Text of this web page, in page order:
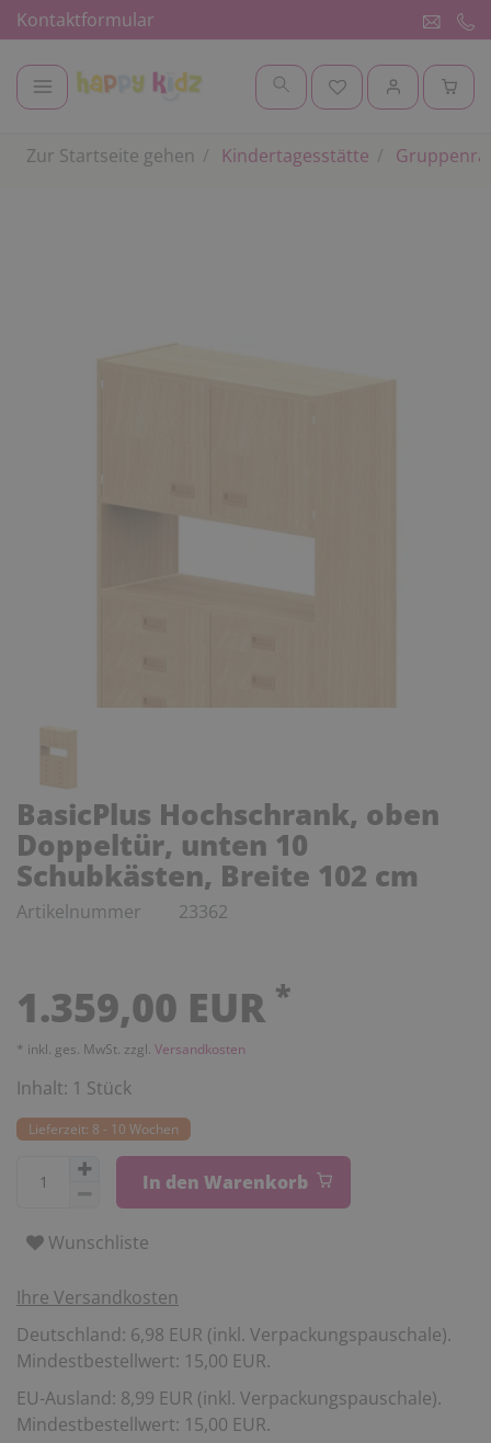
Kontaktformular
Zur Startseite gehen Kindertagesstätte
BasicPlus Hochschrank, oben
Doppeltür, unten 10
Schubkästen, Breite 102 cm
Artikelnummer 23362
1.359,00 EUR *
* inkl. ges. MwSt. zzgl. Versandkosten
Inhalt: 1 Stück
Lieferzeit: 8 - 10 Wochen
In den Warenkorb
Wunschliste
Ihre Versandkosten
Deutschland: 6,98 EUR (inkl. Verpackungspauschale).
Mindestbestellwert: 15,00 EUR.
EU-Ausland: 8,99 EUR (inkl. Verpackungspauschale).
Mindestbestellwert: 15,00 EUR.